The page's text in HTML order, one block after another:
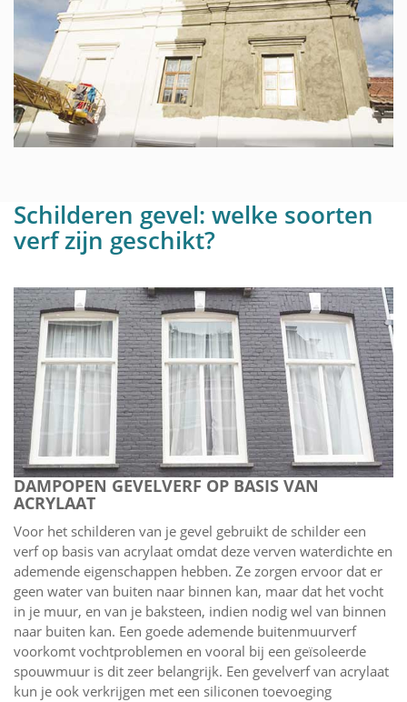
Schilderen gevel: welke soorten
verf zijn geschikt?
DAMPOPEN GEVELVERF OP BASIS VAN
ACRYLAAT
Voor het schilderen van je gevel gebruikt de schilder een
verf op basis van acrylaat omdat deze verven waterdichte en
ademende eigenschappen hebben. Ze zorgen ervoor dat er
geen water van buiten naar binnen kan, maar dat het vocht
in je muur, en van je baksteen, indien nodig wel van binnen
naar buiten kan. Een goede ademende buitenmuurverf
voorkomt vochtproblemen en vooral bij een geïsoleerde
spouwmuur is dit zeer belangrijk. Een gevelverf van acrylaat
kun je ook verkrijgen met een siliconen toevoeging